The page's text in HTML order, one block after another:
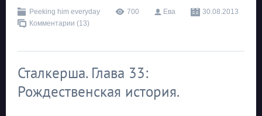
Peeking him everyday 700 Ева
30.08.2013
Комментарии (13)
Сталкерша. Глава 33:
Рождественская история.